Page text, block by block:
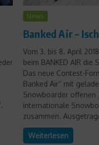
News
Banked Air –
Vom 3. bis 8. April
beim BANKED AIR
Das neue Contest-
Banked Air“ mit
Snowboarder offenen
internationale
zusammen.
Weiterlesen